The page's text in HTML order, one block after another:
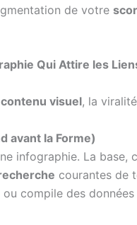
de votre
Qui Attire les
visuel, la
avant la Forme)
infographie. La base,
courantes de
compile des